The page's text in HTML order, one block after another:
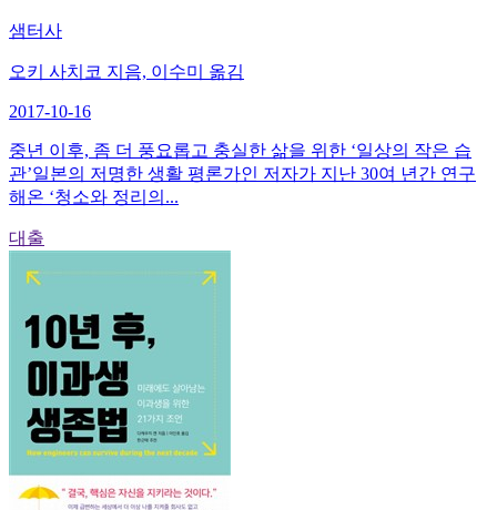
샘터사
오키 사치코 지음, 이수미 옮김
2017-10-16
중년 이후, 좀 더 풍요롭고 충실한 삶을 위한 ‘일상의 작은 습
관’일본의 저명한 생활 평론가인 저자가 지난 30여 년간 연구
해온 ‘청소와 정리의...
대출